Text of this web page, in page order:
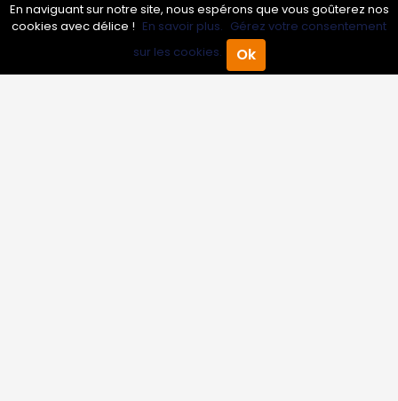
Annuaire Pro Agenda
Professionnels
En naviguant sur notre site, nous espérons que vous goûterez nos
cookies avec délice ! En savoir plus. Gérez votre consentement
sur les cookies.
Ok